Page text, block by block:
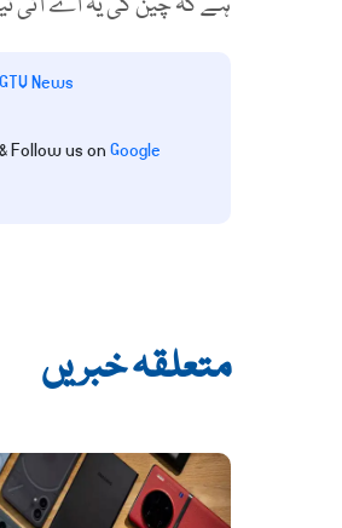
GTV News
Follow us onGoogle
متعلقہ خبریں